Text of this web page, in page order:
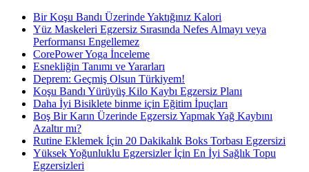
Bir Koşu Bandı Üzerinde Yaktığınız Kalori
Yüz Maskeleri Egzersiz Sırasında Nefes Almayı veya
Performansı Engellemez
CorePower Yoga İnceleme
Esnekliğin Tanımı ve Yararları
Deprem: Geçmiş Olsun Türkiyem!
Koşu Bandı Yürüyüş Kilo Kaybı Egzersiz Planı
Daha İyi Bisiklete binme için Eğitim İpuçları
Boş Bir Karın Üzerinde Egzersiz Yapmak Yağ Kaybını
Azaltır mı?
Rutine Eklemek İçin 20 Dakikalık Boks Torbası Egzersizi
Yüksek Yoğunluklu Egzersizler İçin En İyi Sağlık Topu
Egzersizleri